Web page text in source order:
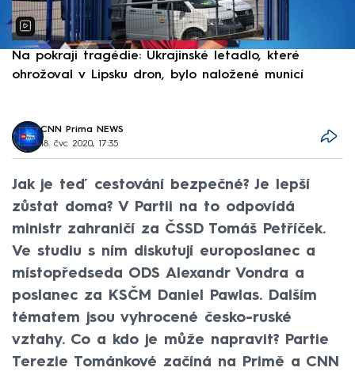
Na pokraji tragédie: Ukrajinské letadlo, které
ohrožoval v Lipsku dron, bylo naložené municí
CNN Prima NEWS
18. čvc 2020, 17:35
Jak je teď cestování bezpečné? Je lepší
zůstat doma? V Partii na to odpovídá
ministr zahraničí za ČSSD Tomáš Petříček.
Ve studiu s ním diskutují europoslanec a
místopředseda ODS Alexandr Vondra a
poslanec za KSČM Daniel Pawlas. Dalším
tématem jsou vyhrocené česko-ruské
vztahy. Co a kdo je může napravit? Partie
Terezie Tománkové začíná na Primě a CNN